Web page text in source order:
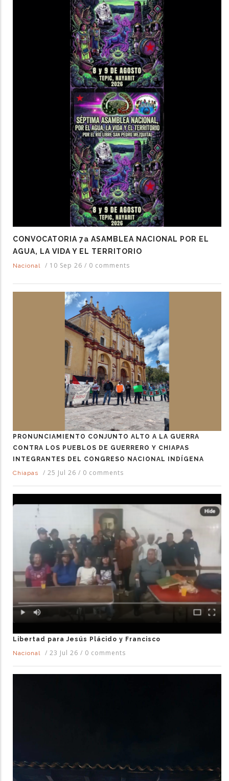
CONVOCATORIA 7a ASAMBLEA NACIONAL POR EL
AGUA, LA VIDA Y EL TERRITORIO
Nacional / 10 Sep 26 / 0 comments
PRONUNCIAMIENTO CONJUNTO ALTO A LA GUERRA
CONTRA LOS PUEBLOS DE GUERRERO Y CHIAPAS
INTEGRANTES DEL CONGRESO NACIONAL INDÍGENA
Chiapas
/ 25 Jul 26 / 0 comments
Libertad para Jesús Plácido y Francisco
Nacional
/ 23 Jul 26 / 0 comments